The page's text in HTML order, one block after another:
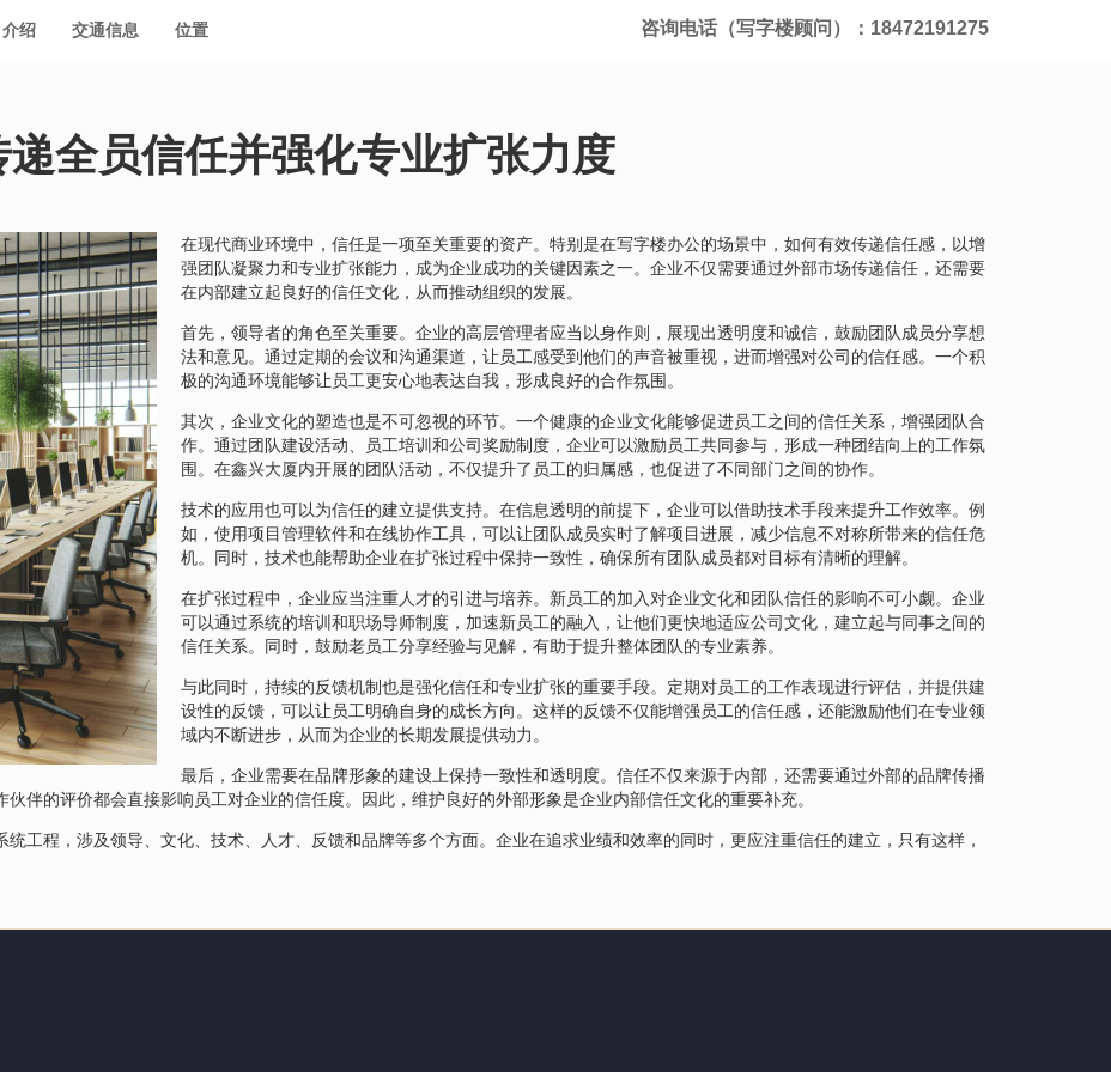
介绍 交通信息 位置 咨询电话（写字楼顾问）：18472191275
全员信任并强化专业扩张力度
在现代商业环境中，信任是一项至关重要的资产。特别是在写字楼办公的场景中，如何有效传递信任感，以增
强团队凝聚力和专业扩张能力，成为企业成功的关键因素之一。企业不仅需要通过外部市场传递信任，还需要
在内部建立起良好的信任文化，从而推动组织的发展。
首先，领导者的角色至关重要。企业的高层管理者应当以身作则，展现出透明度和诚信，鼓励团队成员分享想
法和意见。通过定期的会议和沟通渠道，让员工感受到他们的声音被重视，进而增强对公司的信任感。一个积
极的沟通环境能够让员工更安心地表达自我，形成良好的合作氛围。
其次，企业文化的塑造也是不可忽视的环节。一个健康的企业文化能够促进员工之间的信任关系，增强团队合
作。通过团队建设活动、员工培训和公司奖励制度，企业可以激励员工共同参与，形成一种团结向上的工作氛
围。在鑫兴大厦内开展的团队活动，不仅提升了员工的归属感，也促进了不同部门之间的协作。
技术的应用也可以为信任的建立提供支持。在信息透明的前提下，企业可以借助技术手段来提升工作效率。例
如，使用项目管理软件和在线协作工具，可以让团队成员实时了解项目进展，减少信息不对称所带来的信任危
机。同时，技术也能帮助企业在扩张过程中保持一致性，确保所有团队成员都对目标有清晰的理解。
在扩张过程中，企业应当注重人才的引进与培养。新员工的加入对企业文化和团队信任的影响不可小觑。企业
可以通过系统的培训和职场导师制度，加速新员工的融入，让他们更快地适应公司文化，建立起与同事之间的
信任关系。同时，鼓励老员工分享经验与见解，有助于提升整体团队的专业素养。
与此同时，持续的反馈机制也是强化信任和专业扩张的重要手段。定期对员工的工作表现进行评估，并提供建
设性的反馈，可以让员工明确自身的成长方向。这样的反馈不仅能增强员工的信任感，还能激励他们在专业领
域内不断进步，从而为企业的长期发展提供动力。
最后，企业需要在品牌形象的建设上保持一致性和透明度。信任不仅来源于内部，还需要通过外部的品牌传播
伴的评价都会直接影响员工对企业的信任度。因此，维护良好的外部形象是企业内部信任文化的重要补充。
工程，涉及领导、文化、技术、人才、反馈和品牌等多个方面。企业在追求业绩和效率的同时，更应注重信任的建立，只有这样，